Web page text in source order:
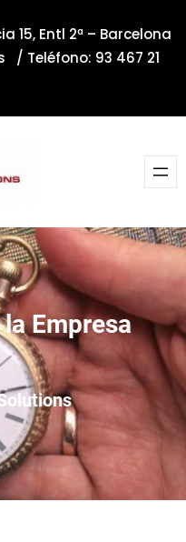
15, Entl 2ª – Barcelona
/ Teléfono: 93 467 21
Empresa